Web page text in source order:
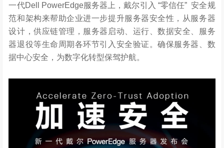
一代Dell PowerEdge服务器上，戴尔引入 “零信任” 安全规
范和架构来帮助企业进一步提升服务器安全性，从服务器
设计，供应链管理，服务器启动、运行、数据安全、服务
器退役等生命周期各环节引入安全验证。确保服务器、数
据中心安全，为数字化转型保驾护航。